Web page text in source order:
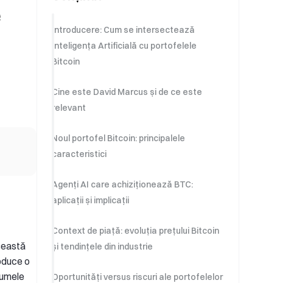
o
Introducere: Cum se intersectează
Inteligența Artificială cu portofelele
Bitcoin
Cine este David Marcus și de ce este
relevant
Noul portofel Bitcoin: principalele
caracteristici
Agenți AI care achiziționează BTC:
aplicații și implicații
Context de piață: evoluția prețului Bitcoin
și tendințele din industrie
Oportunități versus riscuri ale portofelelor